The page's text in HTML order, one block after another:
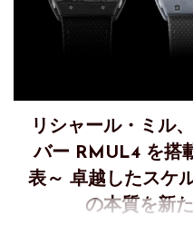
リシャール・ミル
バー RMUL4 を搭
表～ 卓越したスケ
の本質を新